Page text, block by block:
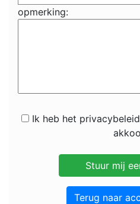
opmerking:
Ik heb het
Terug naar